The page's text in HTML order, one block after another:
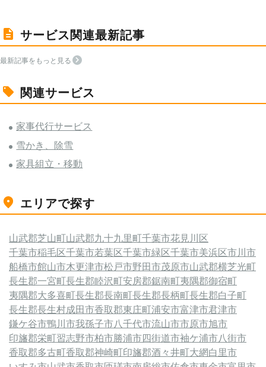
サービス関連最新記事
最新記事をもっと見る
関連サービス
家事代行サービス
雪かき、除雪
家具組立・移動
エリアで探す
山武郡芝山町山武郡九十九里町千葉市花見川区
千葉市稲毛区千葉市若葉区千葉市緑区千葉市美浜区市川市
船橋市館山市木更津市松戸市野田市茂原市山武郡横芝光町
長生郡一宮町長生郡睦沢町安房郡鋸南町夷隅郡御宿町
夷隅郡大多喜町長生郡長南町長生郡長柄町長生郡白子町
長生郡長生村成田市香取郡東庄町浦安市富津市君津市
鎌ケ谷市鴨川市我孫子市八千代市流山市市原市旭市
印旛郡栄町習志野市柏市勝浦市四街道市袖ケ浦市八街市
香取郡多古町香取郡神崎町印旛郡酒々井町大網白里市